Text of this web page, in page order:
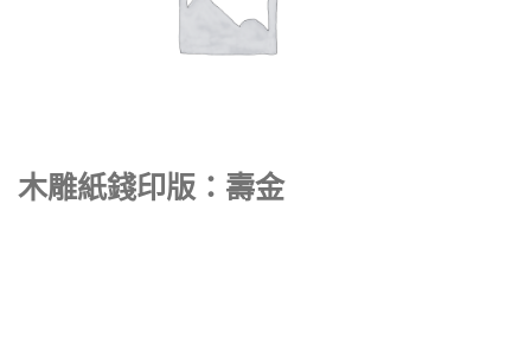
木雕紙錢印版：壽金